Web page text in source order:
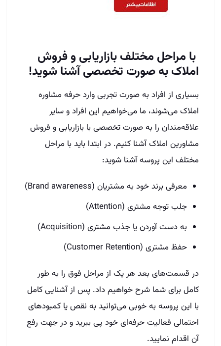
با مراحل مختلف بازاریابی و فروش
املاک به صورت تخصصی آشنا شوید!
بسیاری از افراد به صورت تجربی وارد حرفه مشاوره
املاک می‌شوند، ما می‌خواهیم این افراد و سایر
علاقه‌مندان را به صورت تخصصی با بازاریابی و فروش
مشاورین املاک آشنا کنیم. در ابتدا باید با مراحل
مختلف این پروسه آشنا شوید:
معرفی برند خود به مشتریان (Brand awareness)
جلب توجه مشتری (Attention)
به دست آوردن یا جذب مشتری (Acquisition)
حفظ مشتری (Customer Retention)
در قسمت‌های بعد هر یک از مراحل فوق را به طور
کامل برای شما شرح خواهیم داد. پس از آشنایی کامل
با این پروسه به خوبی می‌توانید به نقص یا کمبودهای
احتمالی فعالیت حرفه‌ای خود پی ببرید و در جهت رفع
آن اقدام نمایید.